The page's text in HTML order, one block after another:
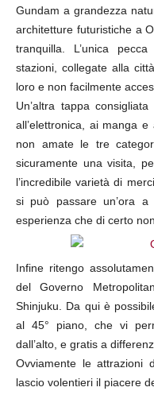
Gundam a grandezza
architetture futuristiche a
tranquilla. L’unica
stazioni, collegate alla
loro e non facilmente
Un’altra tappa
all’elettronica, ai manga
non amate le tre
sicuramente una visita,
l’incredibile varietà di
si può passare un’ora a
esperienza che di certo
Infine ritengo
del Governo
Shinjuku. Da qui è
al 45° piano, che vi
dall’alto, e gratis a
Ovviamente le attrazioni
lascio volentieri il piacere